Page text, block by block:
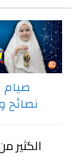
صيام
نصائح
الكثير